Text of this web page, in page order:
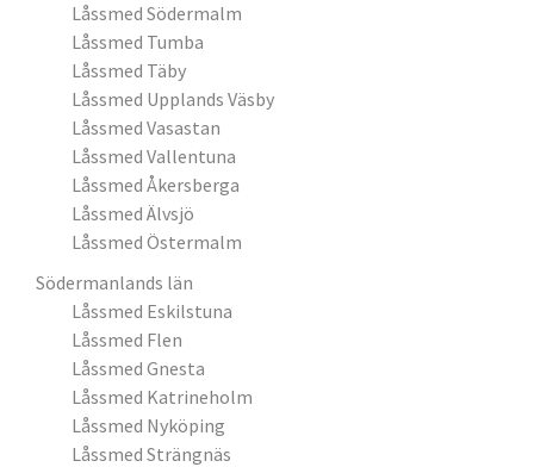
Låssmed Södermalm
Låssmed Tumba
Låssmed Täby
Låssmed Upplands Väsby
Låssmed Vasastan
Låssmed Vallentuna
Låssmed Åkersberga
Låssmed Älvsjö
Låssmed Östermalm
Södermanlands län
Låssmed Eskilstuna
Låssmed Flen
Låssmed Gnesta
Låssmed Katrineholm
Låssmed Nyköping
Låssmed Strängnäs